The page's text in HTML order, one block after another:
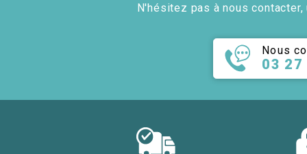
N'hésitez pas à nous
Nous
03 27